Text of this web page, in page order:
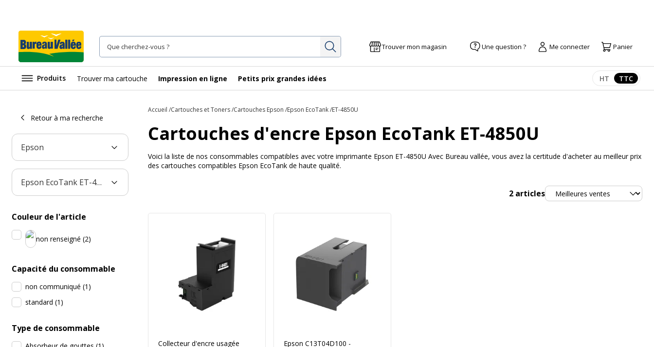
Rechercher Trouver mon magasin Une question ? Me connecter Panier
Produits Trouver ma cartouche Impression en ligne Petits prix grandes idées Afficher les
HT TTC
Retour à ma recherche
Epson
Epson EcoTank ET-4850U
Couleur de l'article
non renseigné (2)
Capacité du consommable
non communiqué (1 )
standard (1 )
Type de consommable
Accueil Cartouches et Toners Cartouches Epson Epson EcoTank ET-4850U
Cartouches d'encre Epson EcoTank ET-4850U
Voici la liste de nos consommables compatibles avec votre imprimante Epson ET-4850U Avec Bureau vallée, vous avez la certitude d'acheter au meilleur prix
des cartouches compatibles Epson EcoTank de haute qualité.
2 articlesTrier
Collecteur d'encre usagée
Epson C13T04D100 -